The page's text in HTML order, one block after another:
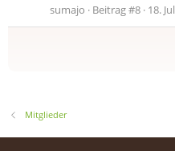
sumajo Beitrag #8 18.
Mitglieder